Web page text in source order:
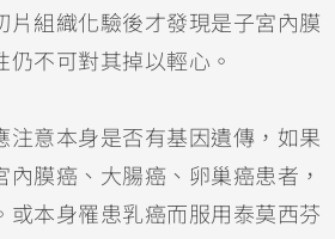
片組織化驗後才發現是子宮內膜
不可對其掉以輕心。
注意本身是否有基因遺傳，如果
內膜癌、大腸癌、卵巢癌患者，
或本身罹患乳癌而服用泰莫西芬